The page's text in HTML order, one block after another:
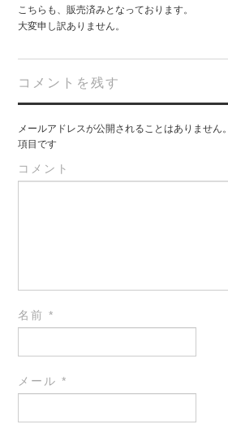
こちらも、販売済みとなっております。
大変申し訳ありません。
コメントを残す
メールアドレスが公開されることはありません。
項目です
コメント
名前*
メール*